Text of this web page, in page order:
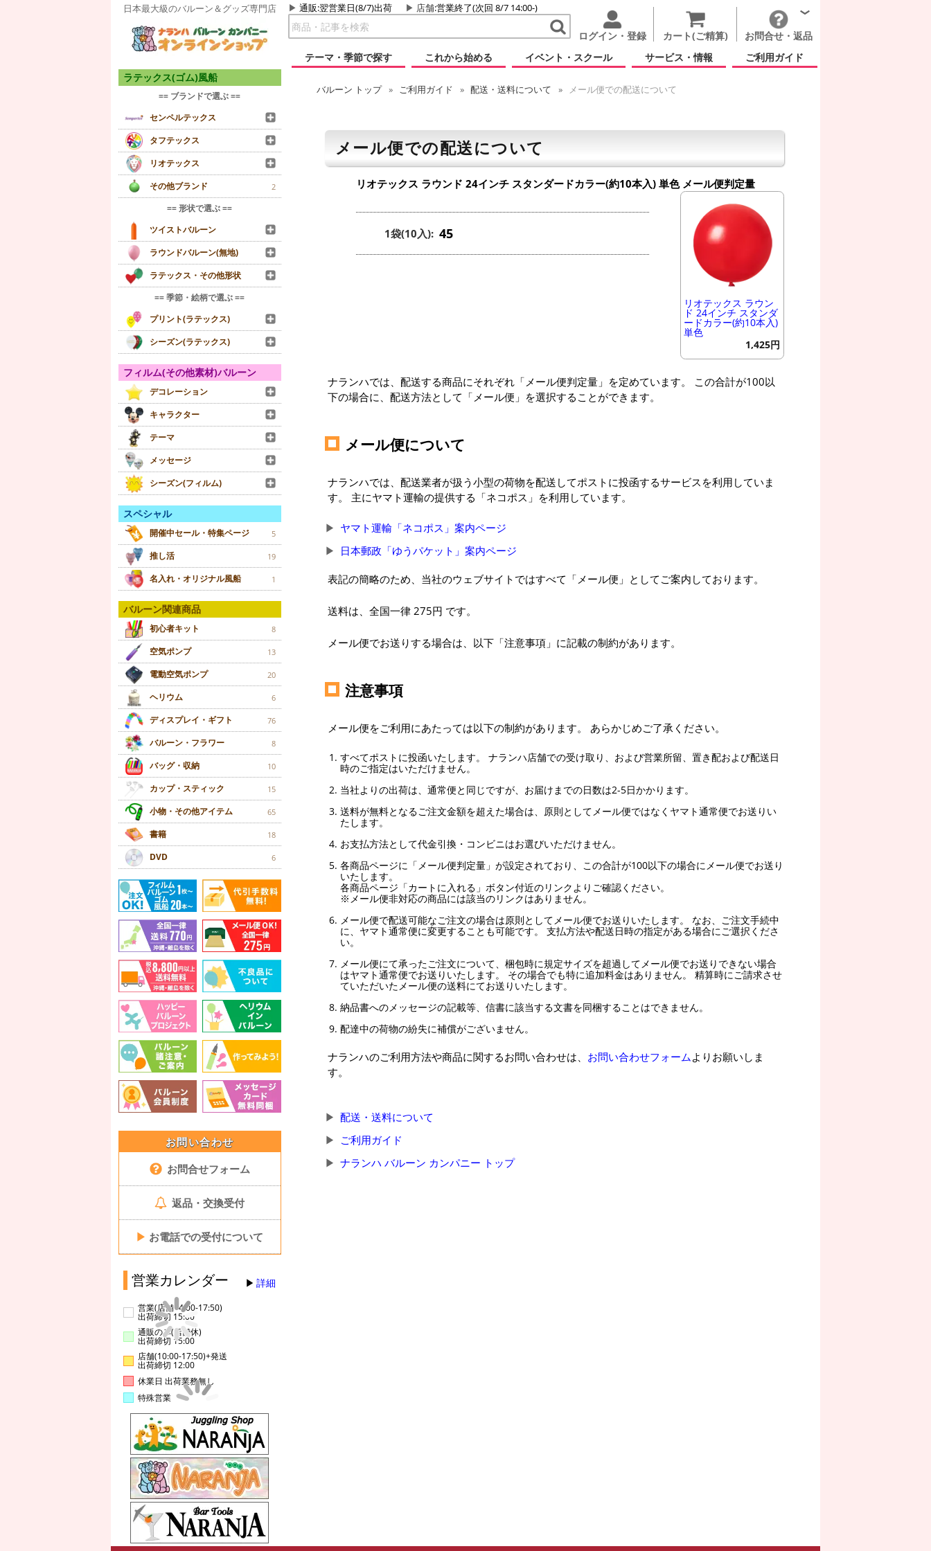
日本最大級のバルーン＆グッズ専門店 通販:翌営業日(8/7)出荷 店舗:営業終了(次回 8/7 14:00-)
ログイン・登録 カート(ご精算)
お問合せ・返品
テーマ・季節で探す
これから始める イベント・スクール サービス・情報 ご利用ガイド
ラテックス(ゴム)風船
== ブランドで選ぶ ==
センペルテックス
タフテックス
リオテックス
その他ブランド
2
== 形状で選ぶ ==
ツイストバルーン
ラウンドバルーン(無地)
ラテックス・その他形状
== 季節・絵柄で選ぶ ==
プリント(ラテックス)
シーズン(ラテックス)
フィルム(その他素材)バルーン
デコレーション
キャラクター
テーマ
メッセージ
シーズン(フィルム)
スペシャル
開催中セール・特集ページ 5
推し活 19
名入れ・オリジナル風船 1
バルーン関連商品
初心者キット 8
空気ポンプ 13
電動空気ポンプ 20
ヘリウム 6
ディスプレイ・ギフト 76
バルーン・フラワー 8
バッグ・収納 10
カップ・スティック 15
小物・その他アイテム 65
書籍 18
DVD 6
お問い合わせ
お問合せフォーム
返品・交換受付
▶ お電話での受付について
営業カレンダー 詳細
営業(店舗14:00-17:50)
出荷締切 15:00
通販のみ(店舗休)
出荷締切 15:00
店舗(10:00-17:50)+発送
出荷締切 12:00
休業日 出荷業務無し
特殊営業
バルーン トップ ご利用ガイド 配送・送料について メール便での配送について
メール便での配送について
リオテックス ラウンド 24インチ スタンダードカラー(約10本入) 単色 メール便判定量
1袋(10入): 45
リオテックス ラウン
ド 24インチ スタンダ
ードカラー(約10本入)
単色
1,425円
ナランハでは、配送する商品にそれぞれ「メール便判定量」を定めています。 この合計が100以
下の場合に、配送方法として「メール便」を選択することができます。
メール便について
ナランハでは、配送業者が扱う小型の荷物を配送してポストに投函するサービスを利用していま
す。 主にヤマト運輸の提供する「ネコポス」を利用しています。
ヤマト運輸「ネコポス」案内ページ
日本郵政「ゆうパケット」案内ページ
表記の簡略のため、当社のウェブサイトではすべて「メール便」としてご案内しております。
送料は、全国一律 275円 です。
メール便でお送りする場合は、以下「注意事項」に記載の制約があります。
注意事項
メール便をご利用にあたっては以下の制約があります。 あらかじめご了承ください。
すべてポストに投函いたします。 ナランハ店舗での受け取り、および営業所留、置き配および配送日
時のご指定はいただけません。
当社よりの出荷は、通常便と同じですが、お届けまでの日数は2-5日かかります。
送料が無料となるご注文金額を超えた場合は、原則としてメール便ではなくヤマト通常便でお送りい
たします。
お支払方法として代金引換・コンビニはお選びいただけません。
各商品ページに「メール便判定量」が設定されており、この合計が100以下の場合にメール便でお送り
いたします。
各商品ページ「カートに入れる」ボタン付近のリンクよりご確認ください。
※メール便非対応の商品には該当のリンクはありません。
メール便で配送可能なご注文の場合は原則としてメール便でお送りいたします。 なお、ご注文手続中
に、ヤマト通常便に変更することも可能です。 支払方法や配送日時の指定がある場合にご選択くださ
い。
メール便にて承ったご注文について、梱包時に規定サイズを超過してメール便でお送りできない場合
はヤマト通常便でお送りいたします。 その場合でも特に追加料金はありません。 精算時にご請求させ
ていただいたメール便の送料にてお送りいたします。
納品書へのメッセージの記載等、信書に該当する文書を同梱することはできません。
配達中の荷物の紛失に補償がございません。
ナランハのご利用方法や商品に関するお問い合わせは、 お問い合わせフォームよりお願いしま
す。
配送・送料について
ご利用ガイド
ナランハ バルーン カンパニー トップ